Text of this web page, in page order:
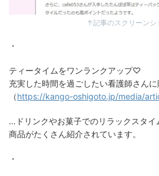
↑記事のスクリーンシ
・
ティータイムをワンランクアップ♡
充実した時間を過ごしたい看護師さん
（https://kango-oshigoto.jp/media/
…ドリンクやお菓子でのリラックスタイ
商品がたくさん紹介されています。
・